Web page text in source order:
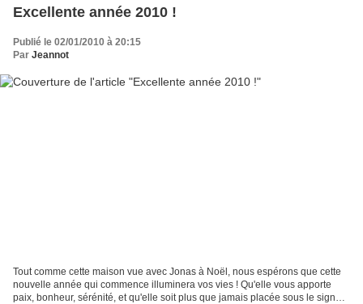
Excellente année 2010 !
Publié le 02/01/2010 à 20:15
Par Jeannot
Tout comme cette maison vue avec Jonas à Noël, nous espérons que cette
nouvelle année qui commence illuminera vos vies ! Qu'elle vous apporte
paix, bonheur, sérénité, et qu'elle soit plus que jamais placée sous le signe